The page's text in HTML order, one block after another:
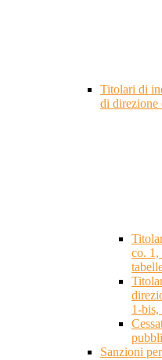
Titolari di
di direzione
co. 1,
1-
Sanzioni